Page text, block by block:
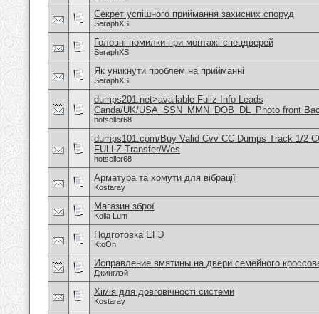
Секрет успішного приймання захисних споруд
SeraphXS
Головні помилки при монтажі спецдверей
SeraphXS
Як уникнути проблем на прийманні
SeraphXS
dumps201.net>available Fullz Info Leads
Canda/UK/USA_SSN_MMN_DOB_DL_Photo front
hotseller68
dumps101.com/Buy Valid Cvv CC Dumps Track 1/2
FULLZ-Transfer/Wes
hotseller68
Арматура та хомути для вібрації
Kostaray
Магазин зброї
Kolia Lum
Подготовка ЕГЭ
KtoOn
Исправление вмятины на двери семейного
Джинглэй
Хімія для довговічності системи
Kostaray